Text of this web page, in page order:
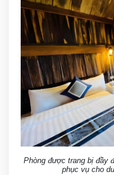
Phòng được trang bị đầy
phục vụ cho